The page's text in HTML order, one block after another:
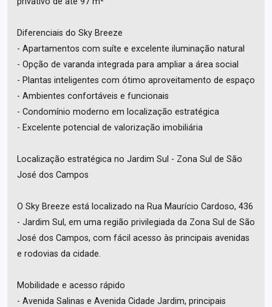
Diferenciais do Sky Breeze
- Apartamentos com suíte e excelente iluminação natural
- Opção de varanda integrada para ampliar a área social
- Plantas inteligentes com ótimo aproveitamento de espaço
- Ambientes confortáveis e funcionais
- Condomínio moderno em localização estratégica
- Excelente potencial de valorização imobiliária
Localização estratégica no Jardim Sul - Zona Sul de São
José dos Campos
O Sky Breeze está localizado na Rua Maurício Cardoso, 436
- Jardim Sul, em uma região privilegiada da Zona Sul de São
José dos Campos, com fácil acesso às principais avenidas
e rodovias da cidade.
Mobilidade e acesso rápido
- Avenida Salinas e Avenida Cidade Jardim, principais